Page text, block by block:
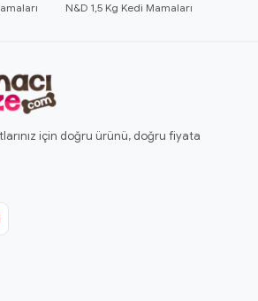
N&D 1,5 Kg Kedi Mamaları
için doğru ürünü, doğru fiyata